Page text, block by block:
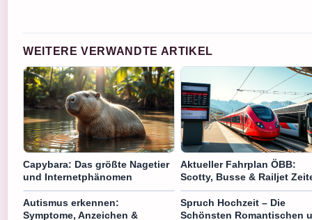
WEITERE VERWANDTE ARTIKEL
Capybara: Das größte Nagetier
und Internetphänomen
Aktueller Fahrplan ÖBB:
Scotty, Busse & Railjet
Autismus erkennen:
Symptome, Anzeichen &
Spruch Hochzeit – Die
Schönsten Romantischen